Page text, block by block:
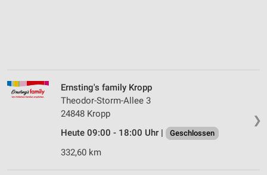
❯
Ernsting's family Kropp
Theodor-Storm-Allee 3
24848 Kropp
Heute 09:00 - 18:00 Uhr |
Geschlossen
332,60 km